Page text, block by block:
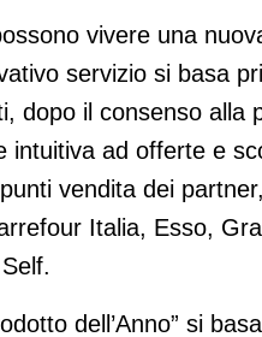
vivere una
servizio si basa
dopo il consenso alla
intuitiva ad offerte e
vendita dei
Italia, Esso,
dell’Anno” si